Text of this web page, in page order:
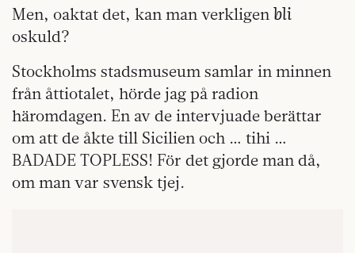
Men, oaktat det, kan man verkligenbli
oskuld?
Stockholms stadsmuseum samlar in minnen
från åttiotalet, hörde jag på radion
häromdagen. En av de intervjuade berättar
om att de åkte till Sicilien och … tihi …
BADADE TOPLESS! För det gjorde man då,
om man var svensk tjej.